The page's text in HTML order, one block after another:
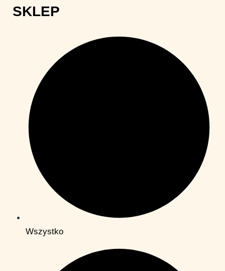
SKLEP
Wszystko